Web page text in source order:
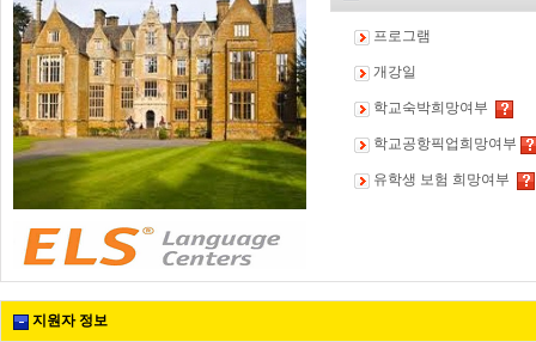
프로그램
개강일
학교숙박희망여부
학교공항픽업희망여부
유학생 보험 희망여부
지원자 정보